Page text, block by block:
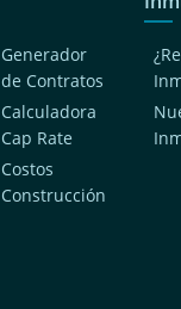
Generador
de Contratos
Calculadora
Cap Rate
Costos
Construcción